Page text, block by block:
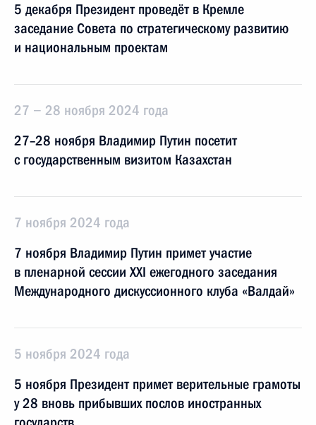
5 декабря Президент проведёт в Кремле
заседание Совета по стратегическому развитию
и национальным проектам
27 − 28 ноября 2024 года
27–28 ноября Владимир Путин посетит
с государственным визитом Казахстан
7 ноября 2024 года
7 ноября Владимир Путин примет участие
в пленарной сессии XXI ежегодного заседания
Международного дискуссионного клуба «Валдай»
5 ноября 2024 года
5 ноября Президент примет верительные грамоты
у 28 вновь прибывших послов иностранных